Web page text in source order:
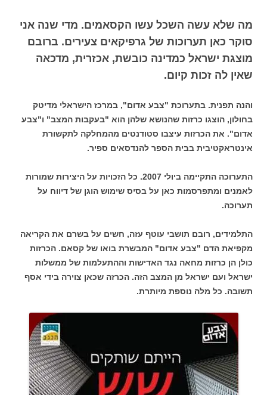
מה שלא עשה השכל עשו הקסאמים. מדי שנה אני
סוקר כאן תערוכות של גרפיקאים צעירים. ברובם
מוצגת ישראל כמדינה כובשת, אכזרית, מדכאה
שאין לה זכות קיום.
והנה תפנית. בתערוכת "צבע אדום", במרכז הישראלי מדיטק
בחולון, הוצגו כרזות שהנושא שלהן הוא "בעקבות המצב" ו"צבע
אדום". את הכרזות עיצבו סטודנטים מהמחלקה לתקשורת
אינטראקטיבית בבית הספר להנדסאים ספיר.
התערוכה התקיימה ביולי 2007. כל הזכויות על היצירות שמורות
לאמנים ומתפרסמות כאן על בסיס שימוש הוגן של דיווח על
תערוכה.
התלמידים, רובם תושבי עוטף עזה, חשים על בשרם את הקריאה
מקפיאת הדם "צבע אדום" המבשרת בואו של קסאם. הכרזות
כולן הן כרזות מחאה נגד האדישות וההתעלמות של ממשלות
ישראל ועם ישראל מן המצב הזה. הכרזה שכאן צוירה בידי אסף
תשובה. כל מלה נוספת מיותרת.